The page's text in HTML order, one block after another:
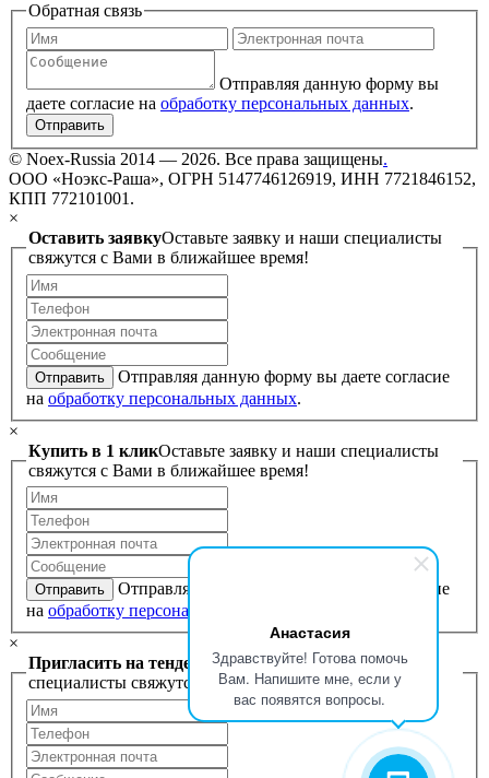
Анастасия
Здравствуйте! Готова помочь
Вам. Напишите мне, если у
вас появятся вопросы.
Обратная связь
Отправляя данную форму вы
даете согласие на обработку персональных данных.
Отправить
© Noex-Russia 2014 — 2026. Все права защищены.
ООО «Ноэкс-Раша», ОГРН 5147746126919, ИНН 7721846152,
КПП 772101001.
×
Оставить заявкуОставьте заявку и наши специалисты
свяжутся с Вами в ближайшее время!
Отправить
Отправляя данную форму вы даете согласие
на обработку персональных данных.
×
Купить в 1 кликОставьте заявку и наши специалисты
свяжутся с Вами в ближайшее время!
Отправить
Отправляя данную форму вы даете согласие
на обработку персональных данных
×
Пригласить на тендер
Оставьте заявку и наши
специалисты свяжутся с Вами в ближайшее время!